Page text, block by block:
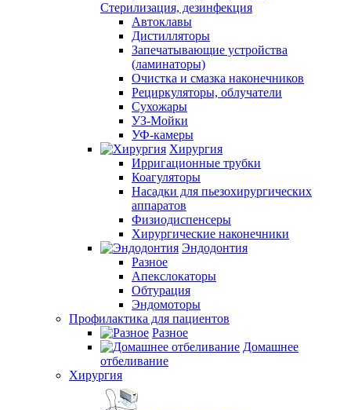
Стерилизация, дезинфекция
Автоклавы
Дистилляторы
Запечатывающие устройства
(ламинаторы)
Очистка и смазка наконечников
Рециркуляторы, облучатели
Сухожары
УЗ-Мойки
УФ-камеры
Хирургия
Ирригационные трубки
Коагуляторы
Насадки для пьезохирургических
аппаратов
Физиодиспенсеры
Хирургические наконечники
Эндодонтия
Разное
Апекслокаторы
Обтурация
Эндомоторы
Профилактика для пациентов
Разное
Домашнее
отбеливание
Хирургия